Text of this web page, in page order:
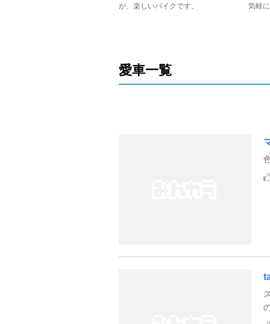
が、楽しいバイクです。
気軽
愛車一覧